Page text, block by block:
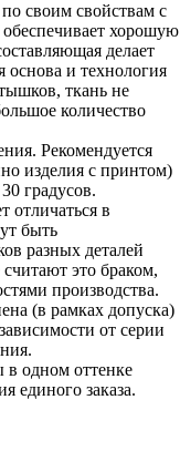
своим свойствам с
хорошую
делает
основа и технология
ткань не
количество
Рекомендуется
изделия с принтом)
градусов.
в
быть
разных деталей
это браком,
производства.
(в рамках допуска)
от серии
в одном оттенке
единого заказа.